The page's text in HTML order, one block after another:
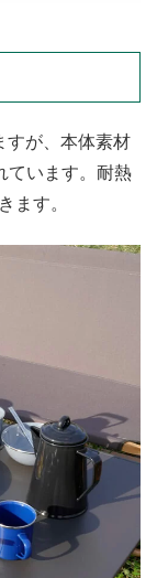
すが、本体素材
ています。耐熱
ます。